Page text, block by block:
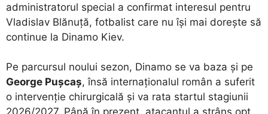
administratorul special a confirmat interesul pentru
Vladislav Blănuță, fotbalist care nu își mai dorește să
continue la Dinamo Kiev.
​Pe parcursul noului sezon, Dinamo se va baza și pe
George Pușcaș, însă internaționalul român a suferit
o intervenție chirurgicală și va rata startul stagiunii